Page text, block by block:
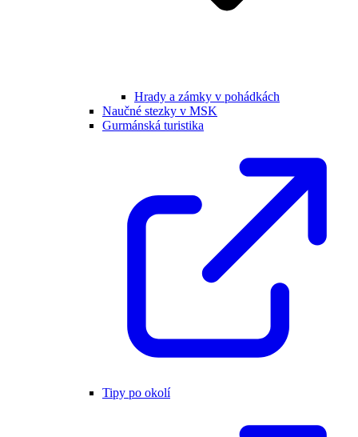
Hrady a zámky v pohádkách
Naučné stezky v MSK
Gurmánská turistika
Tipy po okolí